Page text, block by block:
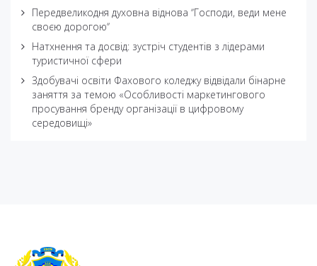
Передвеликодня духовна віднова ʼʼГосподи, веди мене
своєю дорогоюʼʼ
Натхнення та досвід: зустріч студентів з лідерами
туристичної сфери
Здобувачі освіти Фахового коледжу відвідали бінарне
заняття за темою «Особливості маркетингового
просування бренду організації в цифровому
середовищі»